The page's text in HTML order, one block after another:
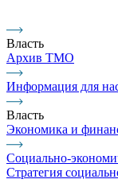
Власть
Архив ТМО
Информация для
Власть
Экономика и
Социально-
Стратегия